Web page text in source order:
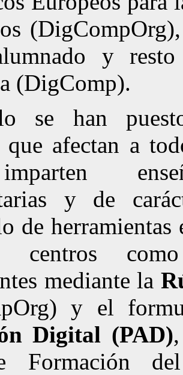
y resto
(DigComp).
se han
que afectan a
y de
de herramientas
como
mediante la
y el
Digital (PAD)
Formación